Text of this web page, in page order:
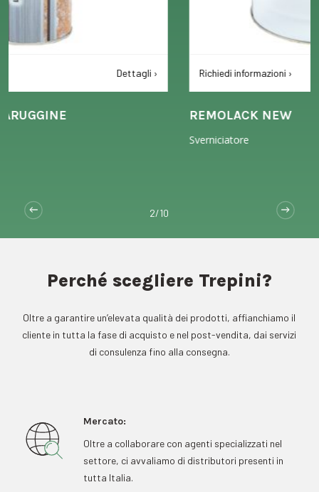
Richiedi informazioni › Dettagli ›
REMOLACK NEW
2/10
Perché scegliere Trepini?
Oltre a garantire un’elevata qualità dei prodotti, affianchiamo il
cliente in tutta la fase di acquisto e nel post-vendita, dai servizi
di consulenza fino alla consegna.
Mercato:
Oltre a collaborare con agenti specializzati nel
settore, ci avvaliamo di distributori presenti in
tutta Italia.